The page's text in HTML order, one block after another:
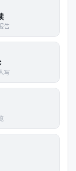
地认为"世界本
表述来刻画这
略，$c(\tau)$
，
断轨迹是否
和评估统计上
认可的概率
被显著抬
问题，这是结
告
写